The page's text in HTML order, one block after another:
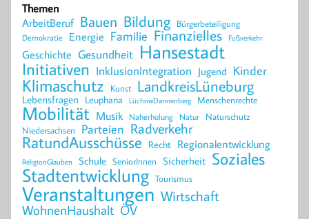
Themen
ArbeitBeruf Bauen Bildung Bürgerbeteiligung
Demokratie Energie Familie Finanzielles Fußverkehr
Geschichte Gesundheit Hansestadt
Initiativen InklusionIntegration Jugend Kinder
Klimaschutz Kunst LandkreisLüneburg
Lebensfragen Leuphana LüchowDannenberg Menschenrechte
Mobilität Musik Naherholung Natur Naturschutz
Niedersachsen Parteien Radverkehr
RatundAusschüsse Recht Regionalentwicklung
ReligionGlauben Schule SeniorInnen Sicherheit Soziales
Stadtentwicklung Tourismus
Veranstaltungen Wirtschaft
WohnenHaushalt ÖV